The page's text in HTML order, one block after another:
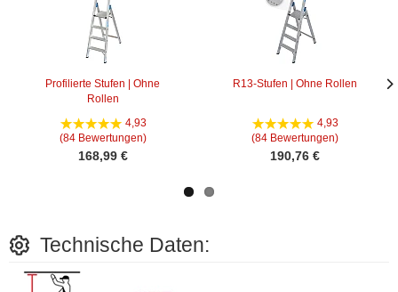
Profilierte Stufen | Ohne
Rollen
4,93
(84 Bewertungen)
168,99 €
R13-Stufen | Ohne Rollen
4,93
(84 Bewertungen)
190,76 €
Technische Daten: